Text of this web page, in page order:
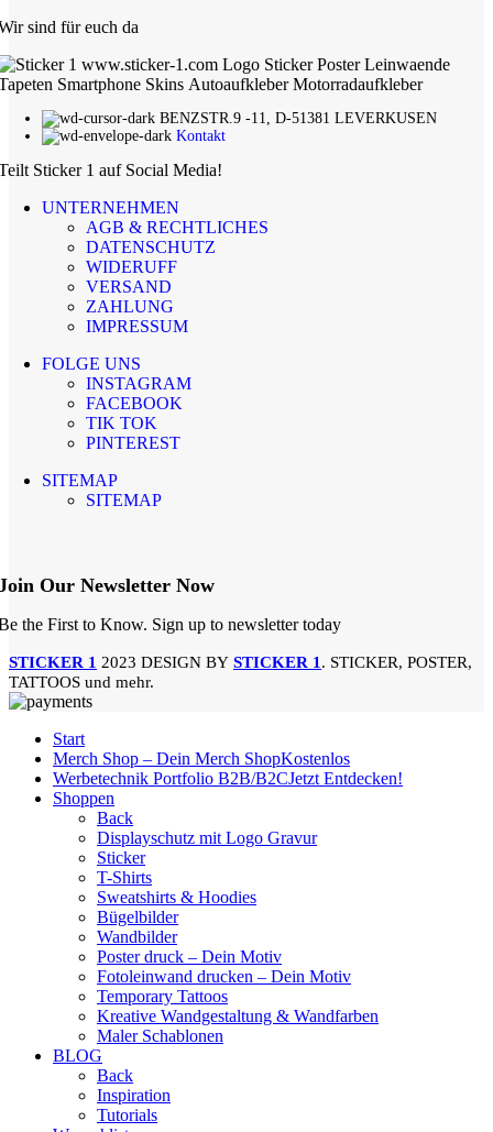
sind für euch da
BENZSTR.9 -11, D-51381 LEVERKUSEN
Kontakt
Sticker 1 auf Social Media!
UNTERNEHMEN
AGB & RECHTLICHES
DATENSCHUTZ
WIDERUFF
VERSAND
ZAHLUNG
IMPRESSUM
FOLGE UNS
INSTAGRAM
FACEBOOK
TIK TOK
PINTEREST
SITEMAP
SITEMAP
Our Newsletter Now
the First to Know. Sign up to newsletter today
STICKER 1 2023 DESIGN BY STICKER 1 . STICKER, POSTER,
TATTOOS und mehr.
Start
Merch Shop – Dein Merch ShopKostenlos
Werbetechnik Portfolio B2B/B2CJetzt Entdecken!
Shoppen
Back
Displayschutz mit Logo Gravur
Sticker
T-Shirts
Sweatshirts & Hoodies
Bügelbilder
Wandbilder
Poster druck – Dein Motiv
Fotoleinwand drucken – Dein Motiv
Temporary Tattoos
Kreative Wandgestaltung & Wandfarben
Maler Schablonen
BLOG
Back
Inspiration
Tutorials